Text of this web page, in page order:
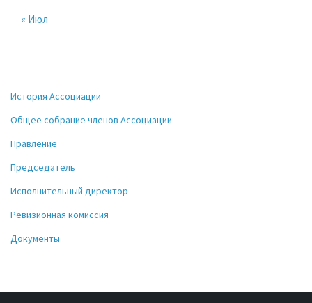
« Июл
История Ассоциации
Общее собрание членов Ассоциации
Правление
Председатель
Исполнительный директор
Ревизионная комиссия
Документы